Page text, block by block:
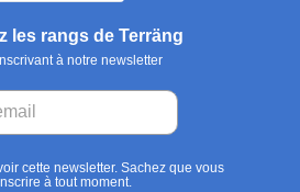
les rangs de Terräng
à notre newsletter
cette newsletter. Sachez que vous
à tout moment.